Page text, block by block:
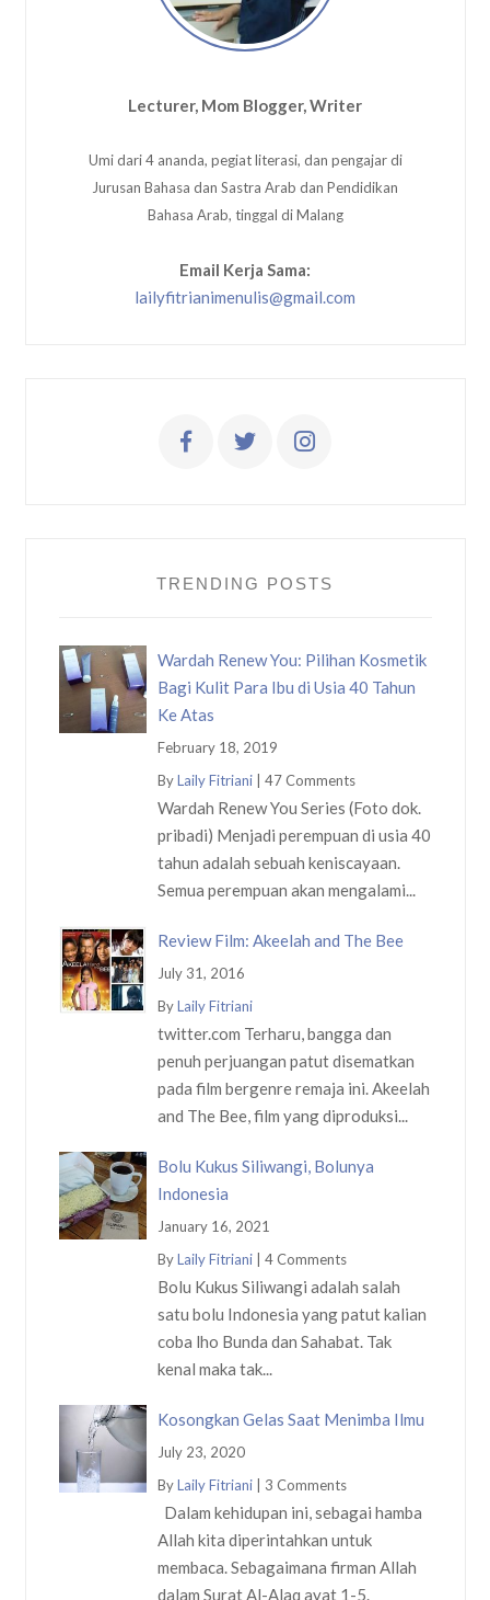
Lecturer, Mom Blogger, Writer
Umi dari 4 ananda, pegiat literasi, dan pengajar di
Jurusan Bahasa dan Sastra Arab dan Pendidikan
Bahasa Arab, tinggal di Malang
Email Kerja Sama:
lailyfitrianimenulis@gmail.com
TRENDING POSTS
Wardah Renew You: Pilihan Kosmetik
Bagi Kulit Para Ibu di Usia 40 Tahun
Ke Atas
February 18, 2019
ByLaily Fitriani| 47 Comments
Wardah Renew You Series (Foto dok.
pribadi) Menjadi perempuan di usia 40
tahun adalah sebuah keniscayaan.
Semua perempuan akan mengalami...
Review Film: Akeelah and The Bee
July 31, 2016
ByLaily Fitriani
twitter.com Terharu, bangga dan
penuh perjuangan patut disematkan
pada film bergenre remaja ini. Akeelah
and The Bee, film yang diproduksi...
Bolu Kukus Siliwangi, Bolunya
Indonesia
January 16, 2021
ByLaily Fitriani| 4 Comments
Bolu Kukus Siliwangi adalah salah
satu bolu Indonesia yang patut kalian
coba lho Bunda dan Sahabat. Tak
kenal maka tak...
Kosongkan Gelas Saat Menimba Ilmu
July 23, 2020
ByLaily Fitriani| 3 Comments
Dalam kehidupan ini, sebagai hamba
Allah kita diperintahkan untuk
membaca. Sebagaimana firman Allah
dalam Surat Al-Alaq ayat 1-5.